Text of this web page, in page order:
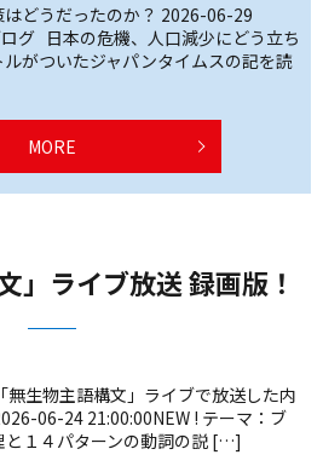
どうだったのか？ 2026-06-29
グ 日本の危機、人口減少にどう立ち
がついたジャパンタイムスの記を読
MORE
」ライブ放送 録画版！
生物主語構文」ライブで放送した内
06-24 21:00:00NEW ! テーマ：ブ
１４パターンの動詞の説 […]